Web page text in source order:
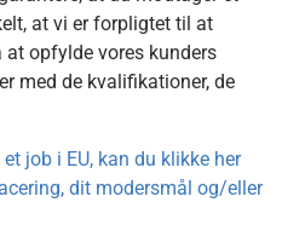
at vi er forpligtet til at
at opfylde vores kunders
med de kvalifikationer, de
job i EU, kan du klikke her
dit modersmål og/eller